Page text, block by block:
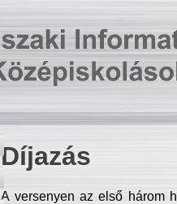
Díjazás
A versenyen az első három